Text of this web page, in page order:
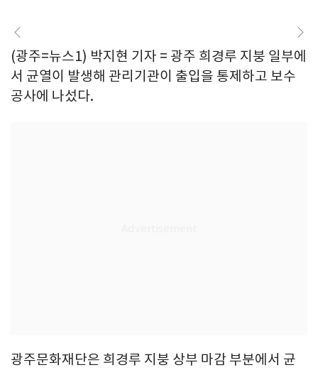
(광주=뉴스1) 박지현 기자 = 광주 희경루 지붕 일부에
서 균열이 발생해 관리기관이 출입을 통제하고 보수
공사에 나섰다.
광주문화재단은 희경루 지붕 상부 마감 부분에서 균